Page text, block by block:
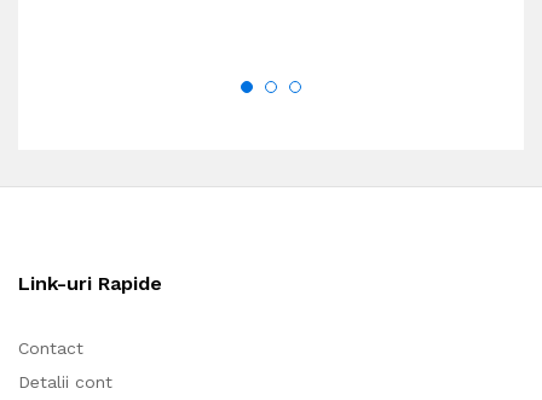
Link-uri Rapide
Contact
Detalii cont